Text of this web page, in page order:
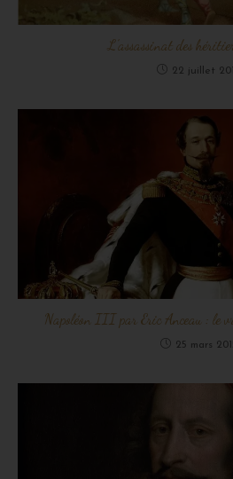
L’assassinat des
22 juillet
Napoléon III par Eric Anceau : le
25 mars